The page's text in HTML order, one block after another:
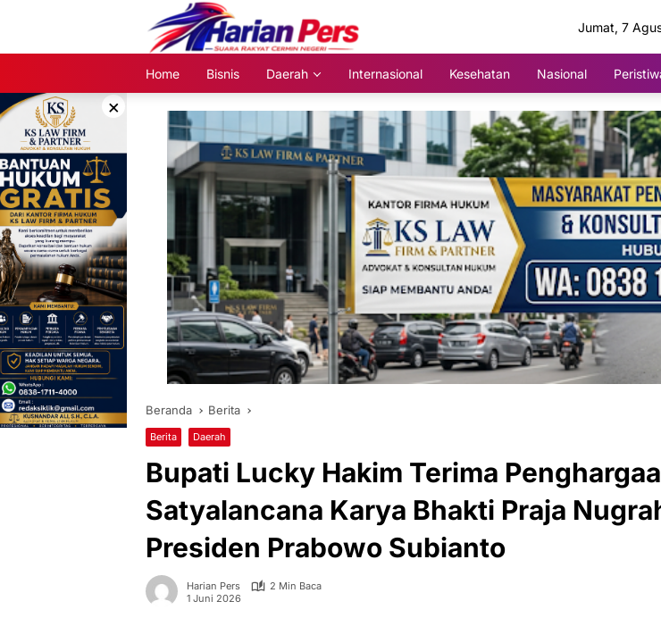
Jumat, 7
Home Bisnis Daerah Internasional Kesehatan Nasional
×
Beranda Berita
Berita Daerah
Bupati Lucky Hakim Terima
Satyalancana Karya Bhakti Praja
Presiden Prabowo Subianto
Harian Pers
2 Min Baca
1 Juni 2026